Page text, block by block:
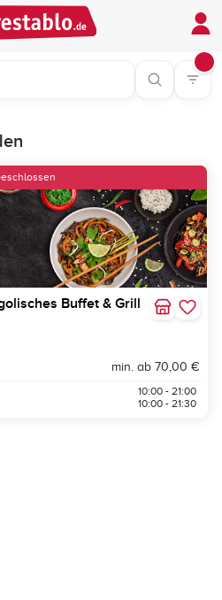
Buffet & Grill
min. ab 70,00 €
10:00 - 21:00
10:00 - 21:30